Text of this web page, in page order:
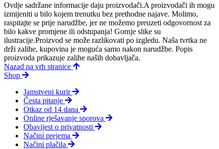
Ovdje sadržane informacije daju proizvodači.A proizvodači ih mogu
izmijeniti u bilo kojem trenutku bez prethodne najave. Molimo,
raspitajte se prije narudžbe, jer ne možemo preuzeti odgovornost za
bilo kakve promjene ili odstupanja! Gornje slike su
ilustracije.Proizvod se može razlikovati po izgledu. Naša tvrtka ne
drži zalihe, kupovina je moguća samo nakon narudžbe. Popis
proizvoda prikazuje zalihe naših dobavljača.
Nazad na vrh stranice
Shop
Jamstveni kurir
Česta pitanje
Otkaz od 14 dana
Online rješavanje sporova
Obavijest o privatnosti
Načini prejema
Načini plačila